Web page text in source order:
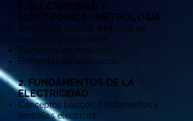
1. ELECTRICIDAD Y
ELECTRÓNICA - METROLOGÍA
Conceptos básicos. Métodos de
medición y verificación
Elementos de medición
Elementos de verificación
2. FUNDAMENTOS DE LA
ELECTRICIDAD
Conceptos básicos, Fundamentos y
símbolos eléctricos